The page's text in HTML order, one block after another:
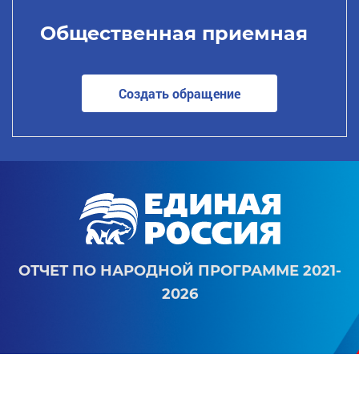
Общественная приемная
Создать обращение
ОТЧЕТ ПО НАРОДНОЙ ПРОГРАММЕ 2021-
2026